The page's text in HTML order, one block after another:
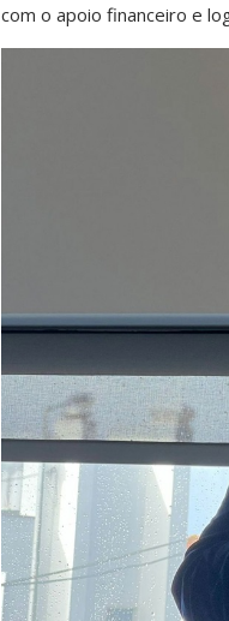
com o apoio financeiro e